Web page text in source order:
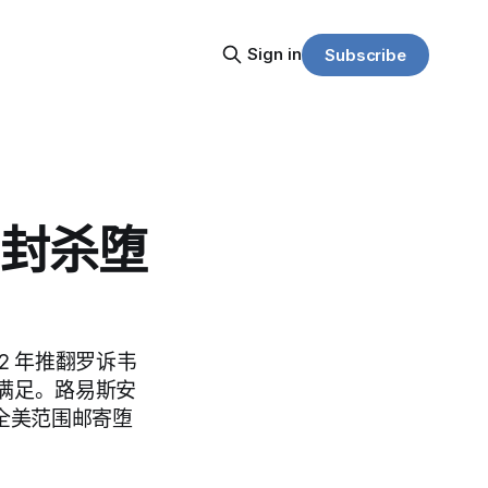
Sign in Subscribe
杀堕
年推翻罗诉韦
足。路易斯安
美范围邮寄堕